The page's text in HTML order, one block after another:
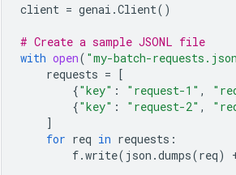
client = genai .Client()
# Create a sample JSONL file
with open( "my-batch-
requests = [
{"key" : "request-1" ,
{"key" : "request-2" ,
]
for req in requests :
f.write( json .dumps(req)